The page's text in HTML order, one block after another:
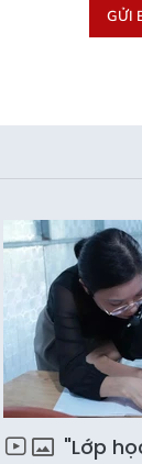
GỬI
"Lớp